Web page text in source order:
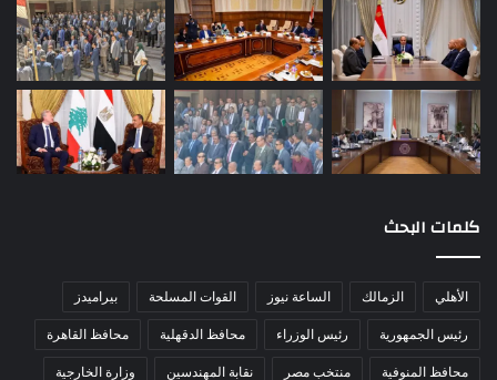
كلمات البحث
الأهلي الزمالك الساعة نيوز القوات المسلحة
بيراميدز
رئيس الجمهورية
رئيس الوزراء محافظ الدقهلية
محافظ القاهرة
محافظ المنوفية
منتخب مصر نقابة المهندسين
وزارة الخارجية